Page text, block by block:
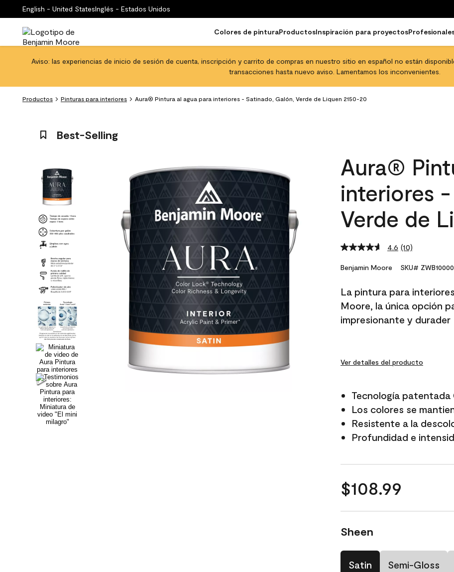
English - United StatesInglés - Estados Unidos
Colores de pinturaProductosInspiración para proyectos
Aviso: las experiencias de inicio de sesión de cuenta, inscripción y carrito de compras en nuestro sitio en español no están
transacciones hasta nuevo aviso. Lamentamos los inconvenientes.
Productos Pinturas para interiores Aura® Pintura al agua para interiores - Satinado, Galón, Verde de Liquen 2150-20
Best-Selling
Aura®
interiores
Verde de
4.6 Read
Reviews.
link.
(10)
Benjamin Moore SKU#
La pintura para
Moore, la única opción
impresionante y durader
Ver detalles del producto
Tecnología patentada
Los colores se
Resistente a la
Profundidad e
$108.99
Sheen
Satin Semi-Gloss